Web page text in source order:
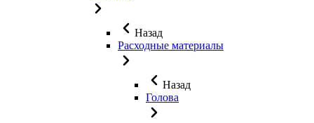
Назад
Расходные материалы
Назад
Голова